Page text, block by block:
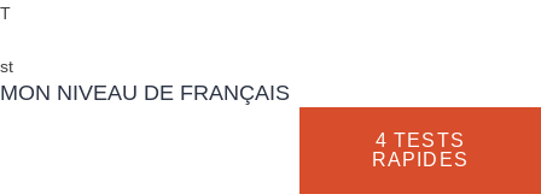
T
st
MON NIVEAU DE FRANÇAIS
4 TESTS
RAPIDES